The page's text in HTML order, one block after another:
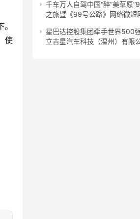
使
千车万人自驾中国“醉”美草原
之旅暨《99号公路》网络微短
星巴达控股集团牵手世界500
立吉星汽车科技（温州）有限